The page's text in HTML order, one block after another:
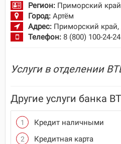
Регион: Приморский край
Город: Артём
Адрес: Приморский
Телефон: 8 (800) 100-24-24
Услуги в отделении
Другие услуги банка
Кредит наличными
Кредитная карта